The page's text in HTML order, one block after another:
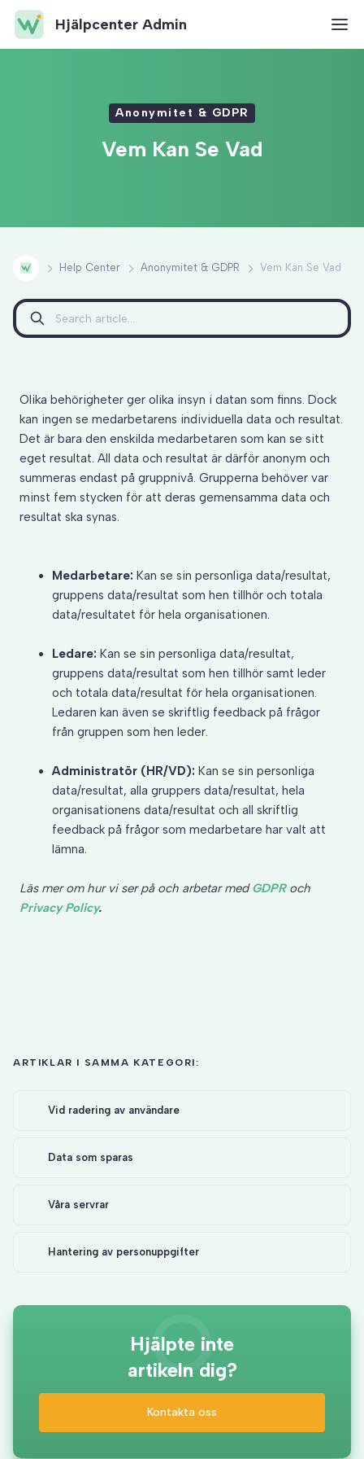
Hjälpcenter Admin
Anonymitet & GDPR
Vem Kan Se Vad
Help Center Anonymitet & GDPR Vem Kan Se Vad
Olika behörigheter ger olika insyn i datan som finns. Dock
kan ingen se medarbetarens individuella data och resultat.
Det är bara den enskilda medarbetaren som kan se sitt
eget resultat. All data och resultat är därför anonym och
summeras endast på gruppnivå. Grupperna behöver var
minst fem stycken för att deras gemensamma data och
resultat ska synas.
Medarbetare: Kan se sin personliga data/resultat,
gruppens data/resultat som hen tillhör och totala
data/resultatet för hela organisationen.
Ledare: Kan se sin personliga data/resultat,
gruppens data/resultat som hen tillhör samt leder
och totala data/resultat för hela organisationen.
Ledaren kan även se skriftlig feedback på frågor
från gruppen som hen leder.
Administratör (HR/VD): Kan se sin personliga
data/resultat, alla gruppers data/resultat, hela
organisationens data/resultat och all skriftlig
feedback på frågor som medarbetare har valt att
lämna.
Läs mer om hur vi ser på och arbetar med GDPRoch
Privacy Policy.
ARTIKLAR I SAMMA KATEGORI:
Vid radering av användare
Data som sparas
Våra servrar
Hantering av personuppgifter
Hjälpte inte
artikeln dig?
Kontakta oss